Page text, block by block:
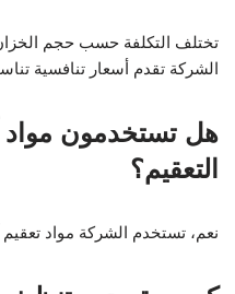
تختلف التكلفة حسب حجم
الشركة تقدم أسعار تنافسية
هل تستخدمون مواد
التعقيم؟
نعم، تستخدم الشركة مواد تعقيم